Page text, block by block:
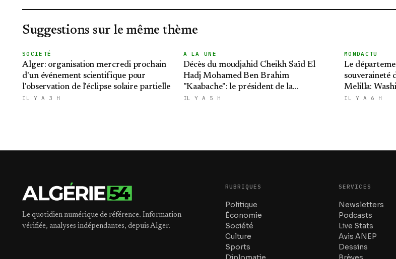
Suggestions sur le même thème
SOCIETÉ
Alger: organisation mercredi prochain
d'un événement scientifique pour
l'observation de l'éclipse solaire partielle
IL Y A 3 H
A LA UNE
Décès du moudjahid Cheikh Saïd El
Hadj Mohamed Ben Brahim
"Kaabache": le président de la
République présente ses condoléances
IL Y A 5 H
MONDACTU
Le
souveraineté
Melilla:
ambitions
IL Y A 6 H
Le quotidien numérique de référence. Information
vérifiée, analyses indépendantes, depuis Alger.
RUBRIQUES
Politique
Économie
Société
Culture
Sports
SERVICES
Newsletters
Podcasts
Live Stats
Avis ANEP
Dessins